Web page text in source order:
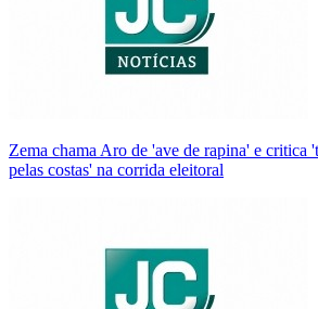
Zema chama Aro de 'ave de rapina' e critica
pelas costas' na corrida eleitoral